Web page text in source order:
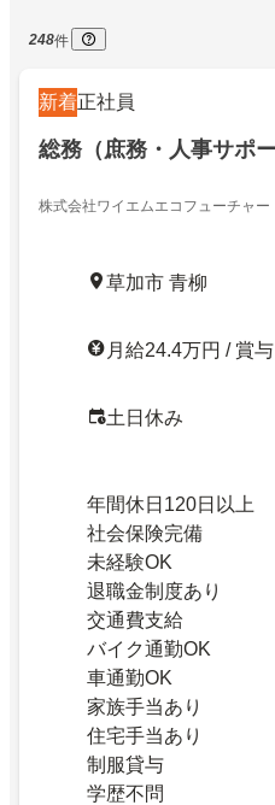
248件
新着正社員
総務（庶務・人事サポ
株式会社ワイエムエコフューチャー
草加市 青柳
月給24.4万円 / 賞
土日休み
年間休日120日以上
社会保険完備
未経験OK
退職金制度あり
交通費支給
バイク通勤OK
車通勤OK
家族手当あり
住宅手当あり
制服貸与
学歴不問